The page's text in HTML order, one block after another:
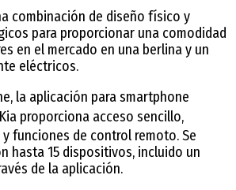
combinación de diseño físico y
para proporcionar una comodidad
en el mercado en una berlina y un
eléctricos.
la aplicación para smartphone
proporciona acceso sencillo,
funciones de control remoto. Se
hasta 15 dispositivos, incluido un
de la aplicación.